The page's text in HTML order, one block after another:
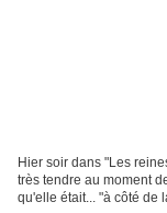
Hier soir dans "Les
très tendre au moment
qu'elle était... "à côté de